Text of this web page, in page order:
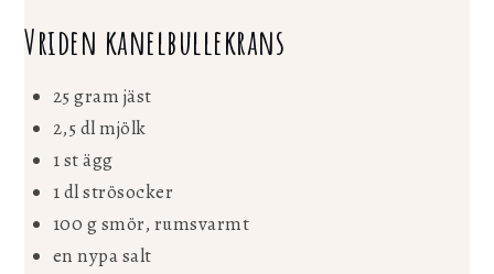
Vriden kanelbullekrans
25 gram jäst
2,5 dl mjölk
1 st ägg
1 dl strösocker
100 g smör, rumsvarmt
en nypa salt